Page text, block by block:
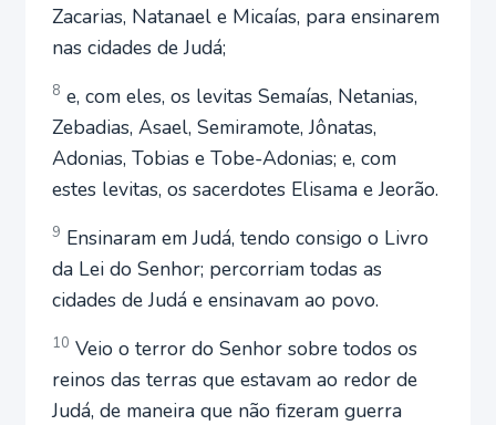
Zacarias, Natanael e Micaías, para ensinarem
nas cidades de Judá;
8 e, com eles, os levitas Semaías, Netanias,
Zebadias, Asael, Semiramote, Jônatas,
Adonias, Tobias e Tobe-Adonias; e, com
estes levitas, os sacerdotes Elisama e Jeorão.
9 Ensinaram em Judá, tendo consigo o Livro
da Lei do Senhor; percorriam todas as
cidades de Judá e ensinavam ao povo.
10 Veio o terror do Senhor sobre todos os
reinos das terras que estavam ao redor de
Judá, de maneira que não fizeram guerra